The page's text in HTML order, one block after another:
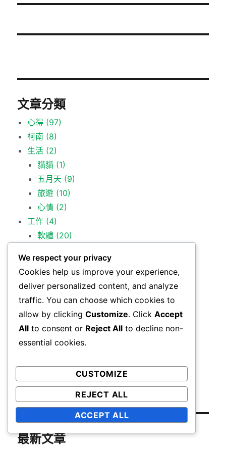
文
文章分類
心得 (97)
柯南 (8)
生活 (2)
貓貓 (1)
五月天 (9)
旅遊 (10)
心情 (2)
工作 (4)
軟體 (20)
前端(8)
react (6)
vue(16)
javascript(2)
Leetcode (7)
論文(3)
隨筆(8)
最新文章
We respect your privacy
Cookies help us improve your experience,
deliver personalized content, and analyze
traffic. You can choose which cookies to
allow by clicking Customize. Click Accept
All to consent or Reject All to decline non-
essential cookies.
CUSTOMIZE
REJECT ALL
ACCEPT ALL